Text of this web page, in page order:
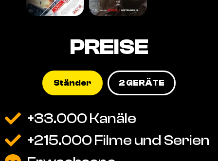
PREISE
Ständer 2 GERÄTE
+33.000 Kanäle
+215.000 Filme und Serien